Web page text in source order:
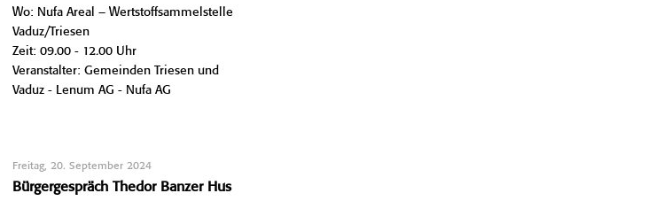
Wo: Nufa Areal – Wertstoffsammelstelle
Vaduz/Triesen
Zeit: 09.00 - 12.00 Uhr
Veranstalter: Gemeinden Triesen und
Vaduz - Lenum AG - Nufa AG
Freitag, 20. September 2024
Bürgergespräch Thedor Banzer Hus